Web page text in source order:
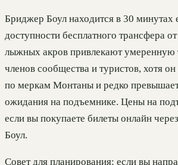
Бриджер Боул находится в 30 минутах
доступности бесплатного трансфера
лыжных акров привлекают умеренную
членов сообщества и туристов, хотя
по меркам Монтаны и редко
ожидания на подъемнике. Цены на
если вы покупаете билеты онлайн
Боул.
Совет для планирования: если вы